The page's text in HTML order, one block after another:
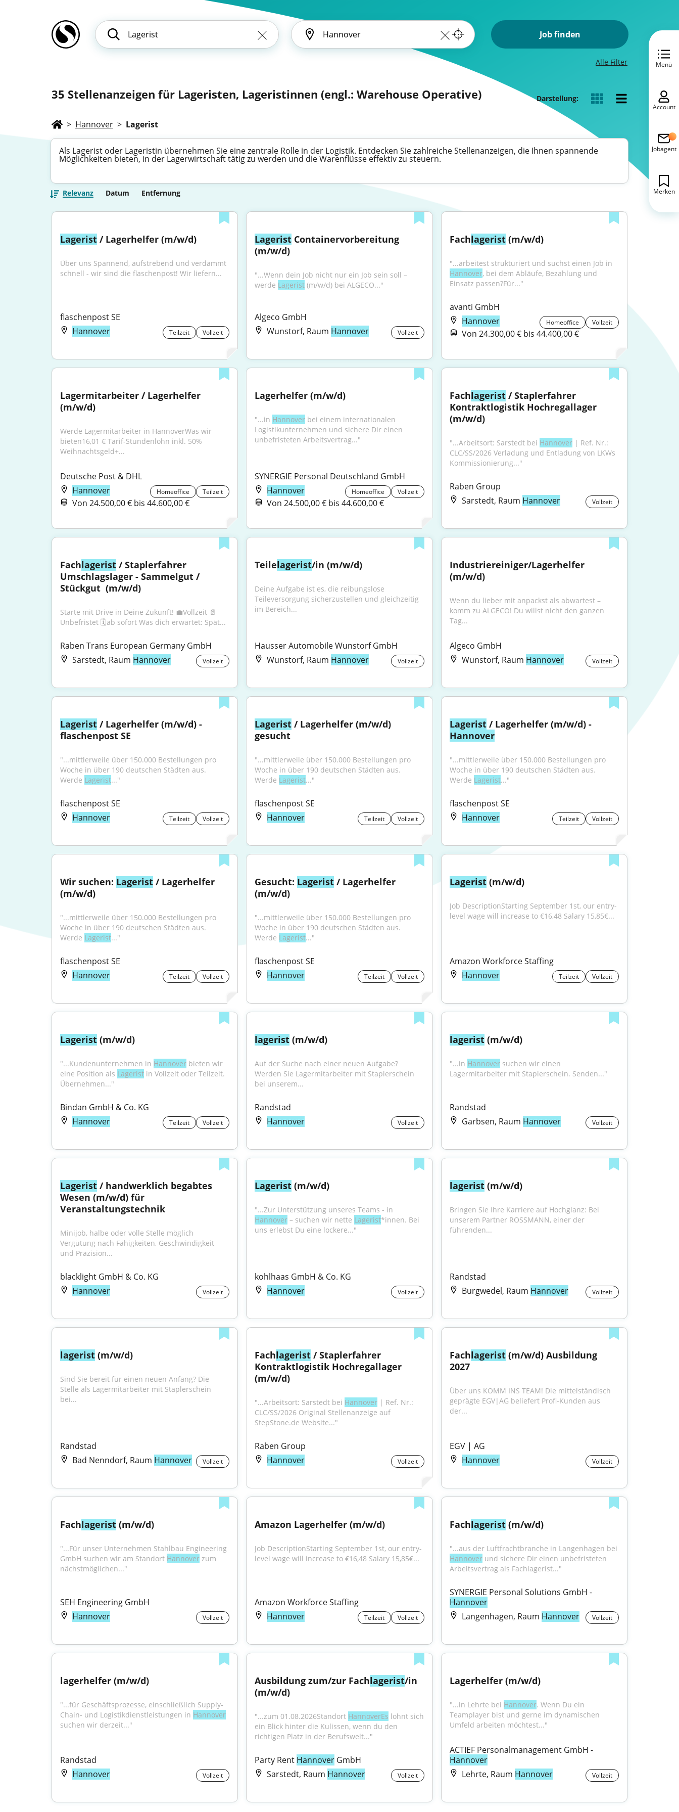
Job finden
Alle Filter
35 Stellenanzeigen für Lageristen, Lageristinnen (engl.: Warehouse Operative) Darstellung:
> Hannover > Lagerist
Als Lagerist oder Lageristin übernehmen Sie eine zentrale Rolle in der Logistik. Entdecken Sie zahlreiche Stellenanzeigen, die Ihnen spannende
Möglichkeiten bieten, in der Lagerwirtschaft tätig zu werden und die Warenflüsse effektiv zu steuern.
Relevanz Datum Entfernung
Lagerist / Lagerhelfer (m/w/d)
Über uns Spannend, aufstrebend und verdammt
schnell - wir sind die flaschenpost! Wir liefern...
flaschenpost SE
Hannover
Teilzeit Vollzeit
Lagerist Containervorbereitung
(m/w/d)
"...Wenn dein Job nicht nur ein Job sein soll –
werde Lagerist (m/w/d) bei ALGECO..."
Algeco GmbH
Wunstorf, Raum Hannover Vollzeit
Fachlagerist (m/w/d)
Hannover, bei dem Abläufe, Bezahlung und
Einsatz passen?Für..."
avanti GmbH
Hannover
Homeoffice Vollzeit
Von 24.300,00 € bis 44.400,00 €
Lagermitarbeiter / Lagerhelfer
(m/w/d)
Werde Lagermitarbeiter in HannoverWas wir
bieten16,01 € Tarif-Stundenlohn inkl. 50%
Weihnachtsgeld+...
Deutsche Post & DHL
Hannover
Homeoffice Teilzeit
Von 24.500,00 € bis 44.600,00 €
Lagerhelfer (m/w/d)
"...in Hannover bei einem internationalen
Logistikunternehmen und sichere Dir einen
unbefristeten Arbeitsvertrag..."
SYNERGIE Personal Deutschland GmbH
Hannover
Homeoffice Vollzeit
Von 24.500,00 € bis 44.600,00 €
Fachlagerist / Staplerfahrer
Kontraktlogistik Hochregallager
(m/w/d)
"...Arbeitsort: Sarstedt bei Hannover | Ref. Nr.:
CLC/SS/2026 Verladung und Entladung von LKWs
Kommissionierung..."
Raben Group
Sarstedt, Raum Hannover Vollzeit
Fachlagerist / Staplerfahrer
Umschlagslager - Sammelgut /
Stückgut ​ (m/w/d)
Starte mit Drive in Deine Zukunft! 💼Vollzeit 📄
Unbefristet 🗓️ab sofort Was dich erwartet: Spät...
Raben Trans European Germany GmbH
Sarstedt, Raum Hannover Vollzeit
Teilelagerist/in (m/w/d)
Deine Aufgabe ist es, die reibungslose
Teileversorgung sicherzustellen und gleichzeitig
im Bereich...
Hausser Automobile Wunstorf GmbH
Wunstorf, Raum Hannover Vollzeit
Industriereiniger/Lagerhelfer
(m/w/d)
Wenn du lieber mit anpackst als abwartest –
komm zu ALGECO! Du willst nicht den ganzen
Tag...
Algeco GmbH
Wunstorf, Raum Hannover Vollzeit
Lagerist / Lagerhelfer (m/w/d) -
flaschenpost SE
"...mittlerweile über 150.000 Bestellungen pro
Woche in über 190 deutschen Städten aus.
Werde Lagerist..."
flaschenpost SE
Hannover
Teilzeit Vollzeit
Lagerist / Lagerhelfer (m/w/d)
gesucht
"...mittlerweile über 150.000 Bestellungen pro
Woche in über 190 deutschen Städten aus.
Werde Lagerist..."
flaschenpost SE
Hannover
Teilzeit Vollzeit
Lagerist
/ Lagerhelfer (m/w/d) -
Hannover
"...mittlerweile über 150.000 Bestellungen pro
Woche in über 190 deutschen Städten aus.
Werde Lagerist..."
flaschenpost SE
Hannover
Teilzeit Vollzeit
Wir suchen: Lagerist / Lagerhelfer
(m/w/d)
"...mittlerweile über 150.000 Bestellungen pro
Woche in über 190 deutschen Städten aus.
Werde Lagerist..."
flaschenpost SE
Hannover
Teilzeit Vollzeit
Gesucht: Lagerist / Lagerhelfer
(m/w/d)
"...mittlerweile über 150.000 Bestellungen pro
Woche in über 190 deutschen Städten aus.
Werde Lagerist..."
flaschenpost SE
Hannover
Teilzeit Vollzeit
Lagerist (m/w/d)
Job DescriptionStarting September 1st, our entry-
level wage will increase to €16,48 Salary 15,85€...
Amazon Workforce Staffing
Hannover
Teilzeit Vollzeit
Lagerist (m/w/d)
"...Kundenunternehmen in Hannover bieten wir
eine Position als Lagerist in Vollzeit oder Teilzeit.
Übernehmen..."
Bindan GmbH & Co. KG
Hannover
Teilzeit Vollzeit
lagerist (m/w/d)
Auf der Suche nach einer neuen Aufgabe?
Werden Sie Lagermitarbeiter mit Staplerschein
bei unserem...
Randstad
Hannover
Vollzeit
lagerist (m/w/d)
"...in Hannover suchen wir einen
Lagermitarbeiter mit Staplerschein. Senden..."
Randstad
Garbsen, Raum Hannover Vollzeit
Lagerist / handwerklich begabtes
Wesen (m/w/d) für
Veranstaltungstechnik
Minijob, halbe oder volle Stelle möglich
Vergütung nach Fähigkeiten, Geschwindigkeit
und Präzision...
blacklight GmbH & Co. KG
Hannover
Vollzeit
Lagerist (m/w/d)
Hannover – suchen wir nette Lagerist*innen. Bei
uns erlebst Du eine lockere..."
kohlhaas GmbH & Co. KG
Hannover
Vollzeit
lagerist (m/w/d)
Bringen Sie Ihre Karriere auf Hochglanz: Bei
unserem Partner ROSSMANN, einer der
führenden...
Randstad
Burgwedel, Raum Hannover Vollzeit
lagerist (m/w/d)
Sind Sie bereit für einen neuen Anfang? Die
Stelle als Lagermitarbeiter mit Staplerschein
bei...
Randstad
Bad Nenndorf, Raum Hannover Vollzeit
Fachlagerist / Staplerfahrer
Kontraktlogistik Hochregallager
(m/w/d)
"...Arbeitsort: Sarstedt bei Hannover | Ref. Nr.:
CLC/SS/2026 Original Stellenanzeige auf
StepStone.de Website..."
Raben Group
Hannover
Vollzeit
Fachlagerist (m/w/d) Ausbildung
2027
Über uns KOMM INS TEAM! Die mittelständisch
geprägte EGV|AG beliefert Profi-Kunden aus
der...
EGV | AG
Hannover
Vollzeit
Fachlagerist (m/w/d)
"...Für unser Unternehmen Stahlbau Engineering
GmbH suchen wir am Standort Hannover zum
nächstmöglichen..."
SEH Engineering GmbH
Hannover
Vollzeit
Amazon Lagerhelfer (m/w/d)
Job DescriptionStarting September 1st, our entry-
level wage will increase to €16,48 Salary 15,85€...
Amazon Workforce Staffing
Hannover
Teilzeit Vollzeit
Fachlagerist (m/w/d)
Hannover und sichere Dir einen unbefristeten
Arbeitsvertrag als Fachlagerist..."
SYNERGIE Personal Solutions GmbH -
Hannover
Langenhagen, Raum Hannover Vollzeit
lagerhelfer (m/w/d)
"...für Geschäftsprozesse, einschließlich Supply-
Chain- und Logistikdienstleistungen in Hannover
suchen wir derzeit..."
Randstad
Hannover
Vollzeit
Ausbildung zum/zur Fachlagerist/in
(m/w/d)
"...zum 01.08.2026Standort HannoverEs lohnt sich
ein Blick hinter die Kulissen, wenn du den
richtigen Platz in der Berufswelt..."
Party Rent Hannover GmbH
Sarstedt, Raum Hannover Vollzeit
Lagerhelfer (m/w/d)
"...in Lehrte bei Hannover. Wenn Du ein
Teamplayer bist und gerne im dynamischen
Umfeld arbeiten möchtest..."
ACTIEF Personalmanagement GmbH -
Hannover
Lehrte, Raum Hannover Vollzeit
Menü
Account
Jobagent
Merken